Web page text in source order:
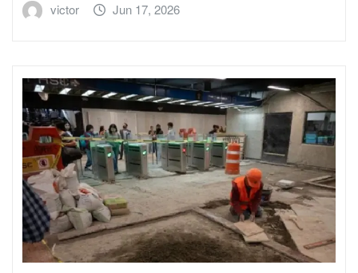
victor Jun 17, 2026